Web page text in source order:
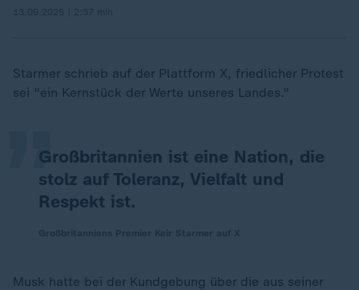
Starmer schrieb auf der Plattform X, friedlicher Protest
sei "ein Kernstück der Werte unseres Landes."
Großbritannien ist eine Nation, die
stolz auf Toleranz, Vielfalt und
Respekt ist.
„
Musk hatte bei der Kundgebung über die aus seiner